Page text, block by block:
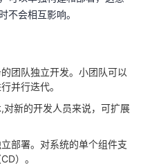
不会相互影响。
团队独立开发。小团队可以
并行迭代。
新的开发人员来说，可扩展
部署。对系统的单个组件支
）。